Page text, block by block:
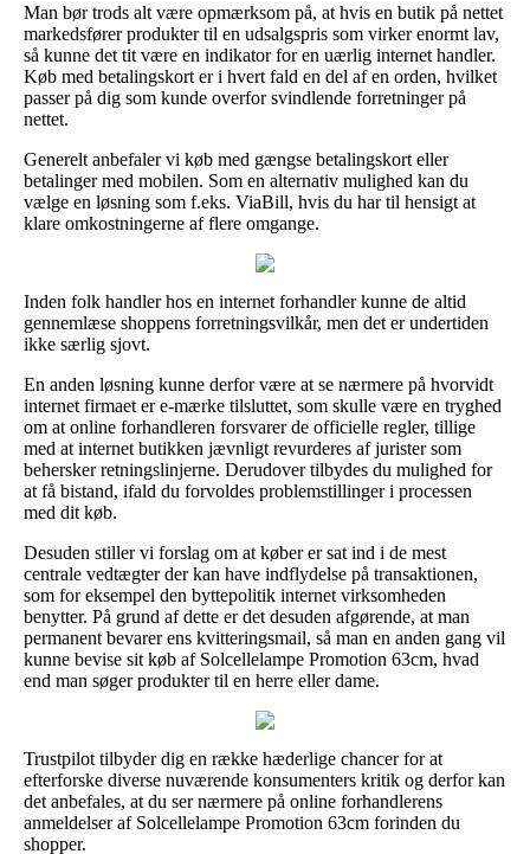
Man bør trods alt være opmærksom på, at hvis en butik på nettet
markedsfører produkter til en udsalgspris som virker enormt lav,
så kunne det tit være en indikator for en uærlig internet handler.
Køb med betalingskort er i hvert fald en del af en orden, hvilket
passer på dig som kunde overfor svindlende forretninger på
nettet.
Generelt anbefaler vi køb med gængse betalingskort eller
betalinger med mobilen. Som en alternativ mulighed kan du
vælge en løsning som f.eks. ViaBill, hvis du har til hensigt at
klare omkostningerne af flere omgange.
Inden folk handler hos en internet forhandler kunne de altid
gennemlæse shoppens forretningsvilkår, men det er undertiden
ikke særlig sjovt.
En anden løsning kunne derfor være at se nærmere på hvorvidt
internet firmaet er e-mærke tilsluttet, som skulle være en tryghed
om at online forhandleren forsvarer de officielle regler, tillige
med at internet butikken jævnligt revurderes af jurister som
behersker retningslinjerne. Derudover tilbydes du mulighed for
at få bistand, ifald du forvoldes problemstillinger i processen
med dit køb.
Desuden stiller vi forslag om at køber er sat ind i de mest
centrale vedtægter der kan have indflydelse på transaktionen,
som for eksempel den byttepolitik internet virksomheden
benytter. På grund af dette er det desuden afgørende, at man
permanent bevarer ens kvitteringsmail, så man en anden gang vil
kunne bevise sit køb af Solcellelampe Promotion 63cm, hvad
end man søger produkter til en herre eller dame.
Trustpilot tilbyder dig en række hæderlige chancer for at
efterforske diverse nuværende konsumenters kritik og derfor kan
det anbefales, at du ser nærmere på online forhandlerens
anmeldelser af Solcellelampe Promotion 63cm forinden du
shopper.